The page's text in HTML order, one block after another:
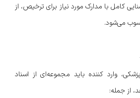
کامل با مدارک مورد نیاز برای ترخیص، از
می‌شود.
وارد کننده باید مجموعه‌ای از اسناد
از جمله: